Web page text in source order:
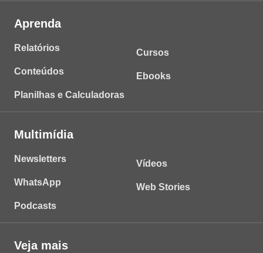
Aprenda
Relatórios
Conteúdos
Planilhas e Calculadoras
Cursos
Ebooks
Multimídia
Newsletters
WhatsApp
Podcasts
Vídeos
Web Stories
Veja mais